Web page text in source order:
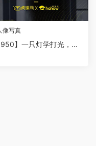
像写真
】一只灯学打光，家